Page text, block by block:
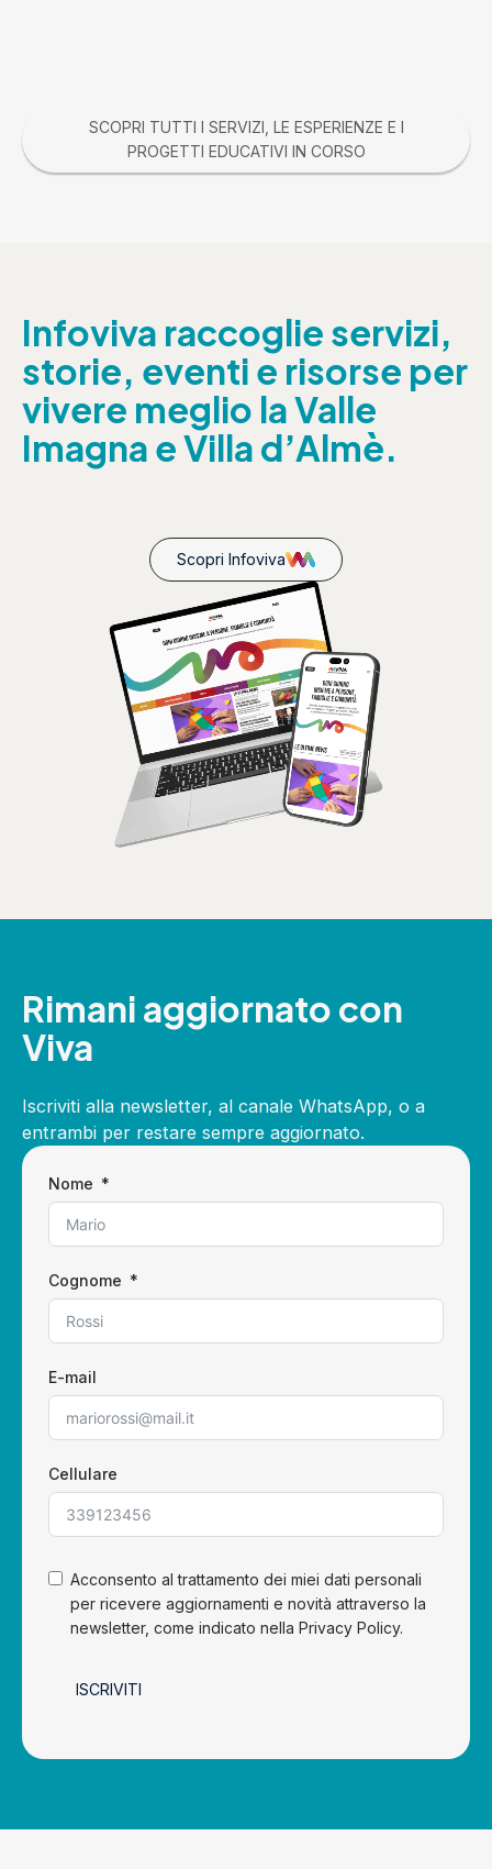
SCOPRI TUTTI I SERVIZI, LE ESPERIENZE E I
PROGETTI EDUCATIVI IN CORSO
Infoviva raccoglie servizi,
storie, eventi e risorse per
vivere meglio la Valle
Imagna e Villa d’Almè.
Scopri Infoviva
Rimani aggiornato con
Viva
Iscriviti alla newsletter, al canale WhatsApp, o a
entrambi per restare sempre aggiornato.
Nome
Cognome
E-mail
Cellulare
Acconsento al trattamento dei miei dati personali
per ricevere aggiornamenti e novità attraverso la
newsletter, come indicato nella Privacy Policy.
ISCRIVITI